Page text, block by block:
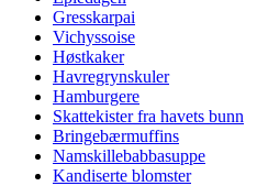
Gresskarpai
Vichyssoise
Høstkaker
Havregrynskuler
Hamburgere
Skattekister fra havets bunn
Bringebærmuffins
Namskillebabbasuppe
Kandiserte blomster